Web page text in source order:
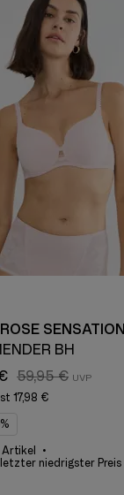
BH
59,95 €
17,98 €
letzter niedrigster Preis